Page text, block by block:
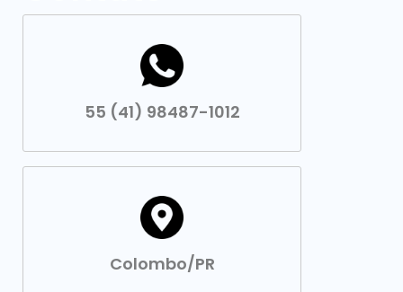
55 (41) 98487-1012
Colombo/PR